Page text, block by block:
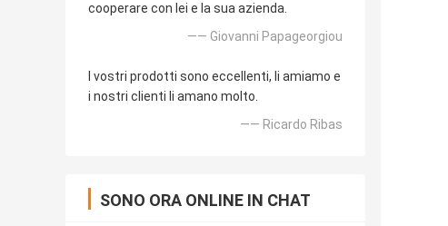
cooperare con lei e la sua azienda.
—— Giovanni Papageorgiou
I vostri prodotti sono eccellenti, li amiamo e
i nostri clienti li amano molto.
—— Ricardo Ribas
SONO ORA ONLINE IN CHAT